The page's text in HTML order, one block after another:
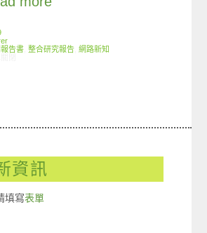
告書 ,整合研究報告 ,網路新知
資訊
填寫表單